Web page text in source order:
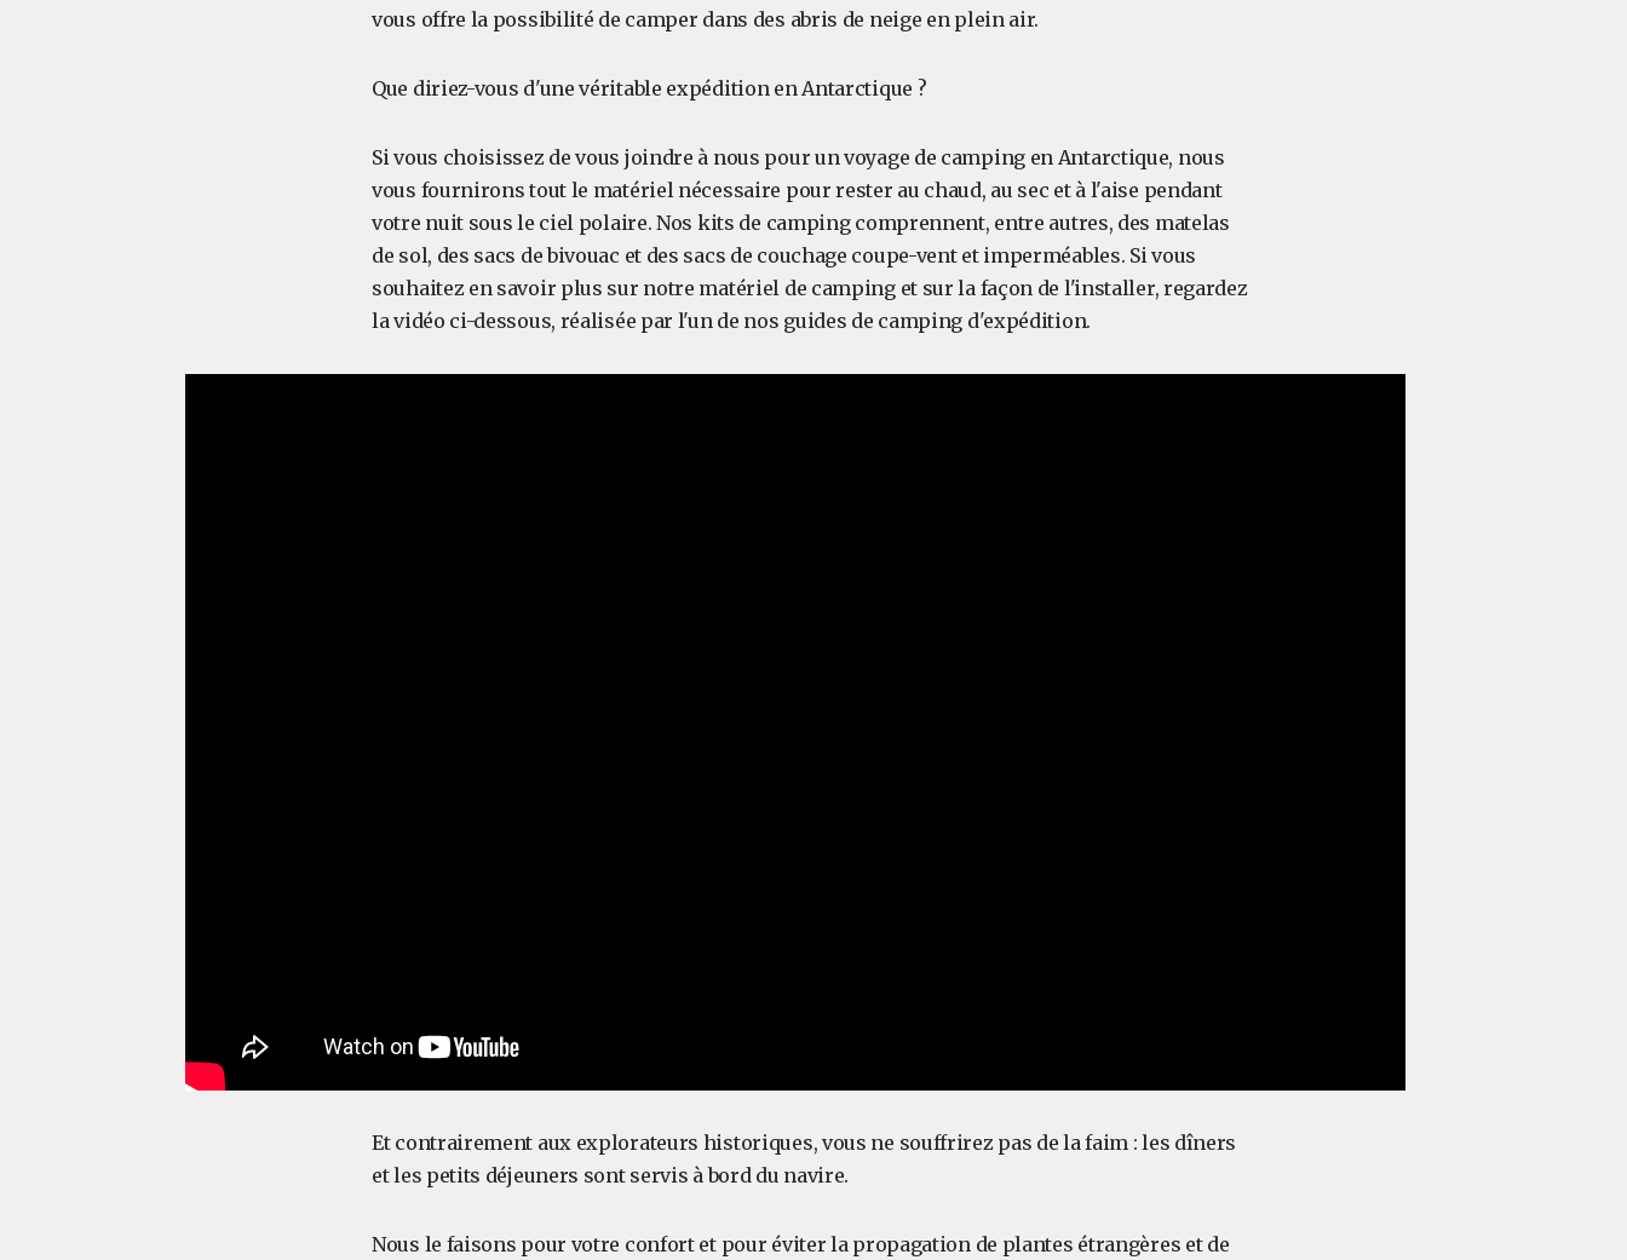
vous offre la possibilité de camper dans des abris de neige en plein air.
Que diriez-vous d'une véritable expédition en Antarctique ?
Si vous choisissez de vous joindre à nous pour un voyage de camping en Antarctique, nous
vous fournirons tout le matériel nécessaire pour rester au chaud, au sec et à l'aise pendant
votre nuit sous le ciel polaire. Nos kits de camping comprennent, entre autres, des matelas
de sol, des sacs de bivouac et des sacs de couchage coupe-vent et imperméables. Si vous
souhaitez en savoir plus sur notre matériel de camping et sur la façon de l'installer, regardez
la vidéo ci-dessous, réalisée par l'un de nos guides de camping d'expédition.
Et contrairement aux explorateurs historiques, vous ne souffrirez pas de la faim : les dîners
et les petits déjeuners sont servis à bord du navire.
Nous le faisons pour votre confort et pour éviter la propagation de plantes étrangères et de